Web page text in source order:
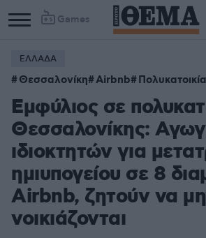
Games
ΕΛΛΑΔΑ
Θεσσαλονίκη Airbnb Πολυκατοικία
Εμφύλιος σε
Θεσσαλονίκης:
ιδιοκτητών για
ημιυπογείου σε 8
Airbnb, ζητούν να
νοικιάζονται